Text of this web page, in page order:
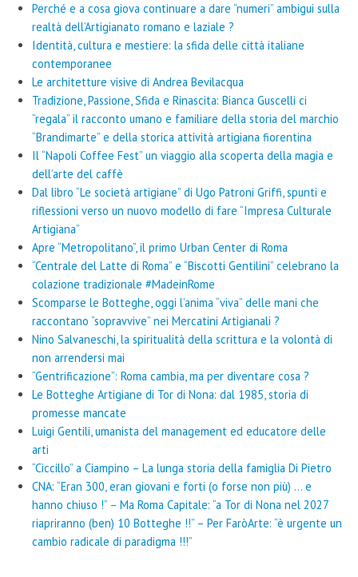
Perché e a cosa giova continuare a dare “numeri” ambigui sulla
realtà dell’Artigianato romano e laziale ?
Identità, cultura e mestiere: la sfida delle città italiane
contemporanee
Le architetture visive di Andrea Bevilacqua
Tradizione, Passione, Sfida e Rinascita: Bianca Guscelli ci
“regala” il racconto umano e familiare della storia del marchio
“Brandimarte” e della storica attività artigiana fiorentina
Il “Napoli Coffee Fest” un viaggio alla scoperta della magia e
dell’arte del caffè
Dal libro “Le società artigiane” di Ugo Patroni Griffi, spunti e
riflessioni verso un nuovo modello di fare “Impresa Culturale
Artigiana”
Apre “Metropolitano”, il primo Urban Center di Roma
“Centrale del Latte di Roma” e “Biscotti Gentilini” celebrano la
colazione tradizionale #MadeinRome
Scomparse le Botteghe, oggi l’anima “viva” delle mani che
raccontano “sopravvive” nei Mercatini Artigianali ?
Nino Salvaneschi, la spiritualità della scrittura e la volontà di
non arrendersi mai
“Gentrificazione”: Roma cambia, ma per diventare cosa ?
Le Botteghe Artigiane di Tor di Nona: dal 1985, storia di
promesse mancate
Luigi Gentili, umanista del management ed educatore delle
arti
“Ciccillo” a Ciampino – La lunga storia della famiglia Di Pietro
CNA: “Eran 300, eran giovani e forti (o forse non più) … e
hanno chiuso !” – Ma Roma Capitale: “a Tor di Nona nel 2027
riapriranno (ben) 10 Botteghe !!” – Per FaròArte: “è urgente un
cambio radicale di paradigma !!!”